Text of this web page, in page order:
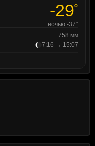
-29°
ночью -37°
758 мм
7:16 → 15:07